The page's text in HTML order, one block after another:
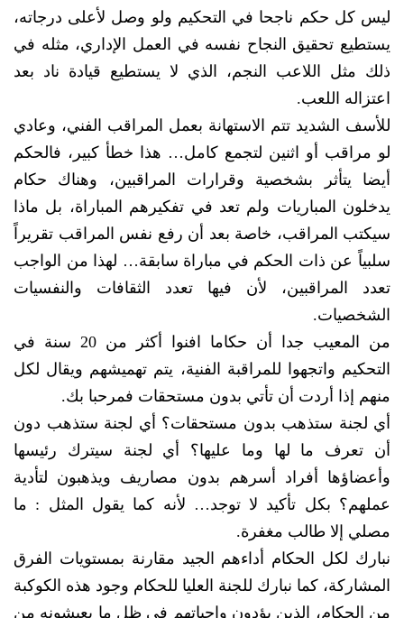
ليس كل حكم ناجحا في التحكيم ولو وصل لأعلى درجاته،
يستطيع تحقيق النجاح نفسه في العمل الإداري، مثله في
ذلك مثل اللاعب النجم، الذي لا يستطيع قيادة ناد بعد
اعتزاله اللعب.
للأسف الشديد تتم الاستهانة بعمل المراقب الفني، وعادي
لو مراقب أو اثنين لتجمع كامل… هذا خطأ كبير، فالحكم
أيضا يتأثر بشخصية وقرارات المراقبين، وهناك حكام
يدخلون المباريات ولم تعد في تفكيرهم المباراة، بل ماذا
سيكتب المراقب، خاصة بعد أن رفع نفس المراقب تقريراً
سلبياً عن ذات الحكم في مباراة سابقة… لهذا من الواجب
تعدد المراقبين، لأن فيها تعدد الثقافات والنفسيات
الشخصيات.
من المعيب جدا أن حكاما افنوا أكثر من 20 سنة في
التحكيم واتجهوا للمراقبة الفنية، يتم تهميشهم ويقال لكل
منهم إذا أردت أن تأتي بدون مستحقات فمرحبا بك.
أي لجنة ستذهب بدون مستحقات؟ أي لجنة ستذهب دون
أن تعرف ما لها وما عليها؟ أي لجنة سيترك رئيسها
وأعضاؤها أفراد أسرهم بدون مصاريف ويذهبون لتأدية
عملهم؟ بكل تأكيد لا توجد… لأنه كما يقول المثل : ما
مصلي إلا طالب مغفرة.
نبارك لكل الحكام أداءهم الجيد مقارنة بمستويات الفرق
المشاركة، كما نبارك للجنة العليا للحكام وجود هذه الكوكبة
من الحكام، الذين يؤدون واجباتهم في ظل ما يعيشونه من